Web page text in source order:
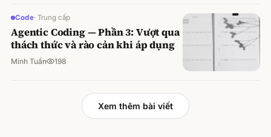
Code· Trung cấp
Agentic Coding — Phần 3: Vượt qua
thách thức và rào cản khi áp dụng
Minh Tuấn 198
Xem thêm bài viết